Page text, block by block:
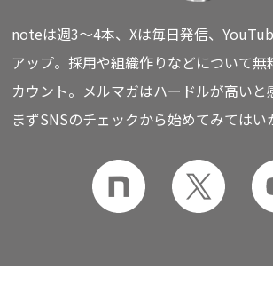
noteは週3〜4本、Xは毎日発信、
アップ。採用や組織作りなどについて無
カウント。 メルマガはハードルが高いと
まずSNSのチェックから始めてみてはい